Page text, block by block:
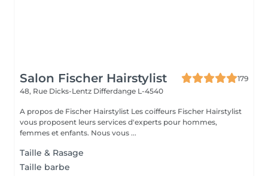
Salon Fischer Hairstylist
179
48, Rue Dicks-Lentz Differdange L-4540
A propos de Fischer Hairstylist Les coiffeurs Fischer Hairstylist
vous proposent leurs services d'experts pour hommes,
femmes et enfants. Nous vous ...
Taille & Rasage
Taille barbe